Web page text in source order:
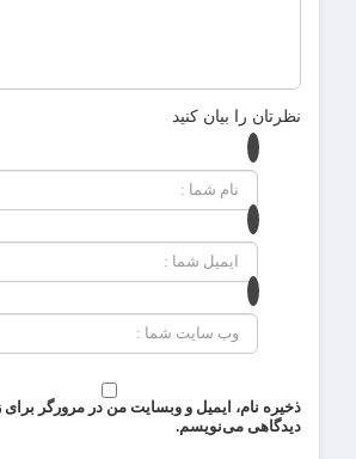
نظرتان را بیان کنید
ذخیره نام، ایمیل و وبسایت من در مرورگر برای
دیدگاهی می‌نویسم.